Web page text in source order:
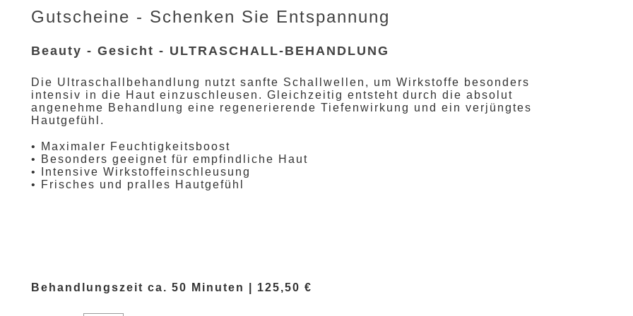
Gutscheine - Schenken Sie Entspannung
Beauty - Gesicht - ULTRASCHALL-BEHANDLUNG
Die Ultraschallbehandlung nutzt sanfte Schallwellen, um Wirkstoffe besonders
intensiv in die Haut einzuschleusen. Gleichzeitig entsteht durch die absolut
angenehme Behandlung eine regenerierende Tiefenwirkung und ein verjüngtes
Hautgefühl.
• Maximaler Feuchtigkeitsboost
• Besonders geeignet für empfindliche Haut
• Intensive Wirkstoffeinschleusung
• Frisches und pralles Hautgefühl
Behandlungszeit ca. 50 Minuten | 125,50 €